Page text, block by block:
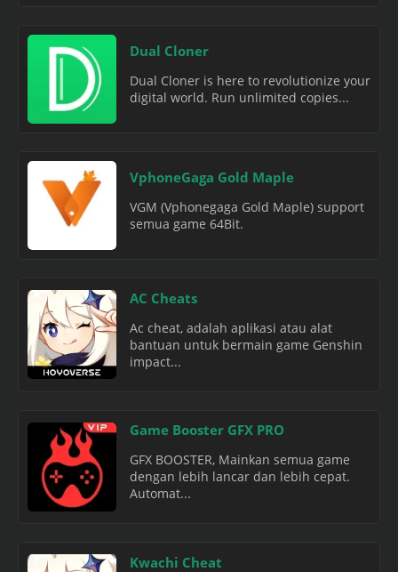
Dual Cloner
Dual Cloner is here to revolutionize your
digital world. Run unlimited copies...
VphoneGaga Gold Maple
VGM (Vphonegaga Gold Maple) support
semua game 64Bit.
AC Cheats
Ac cheat, adalah aplikasi atau alat
bantuan untuk bermain game Genshin
impact...
Game Booster GFX PRO
GFX BOOSTER, Mainkan semua game
dengan lebih lancar dan lebih cepat.
Automat...
Kwachi Cheat